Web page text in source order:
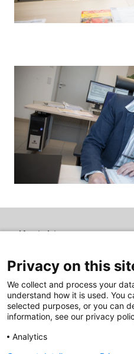
Kontakt
Impressum
Datenschutz
Allgemeine
Privacy on this
We collect and process your
understand how it is used. You
selected purposes, or you can
information, see our privacy
Analytics